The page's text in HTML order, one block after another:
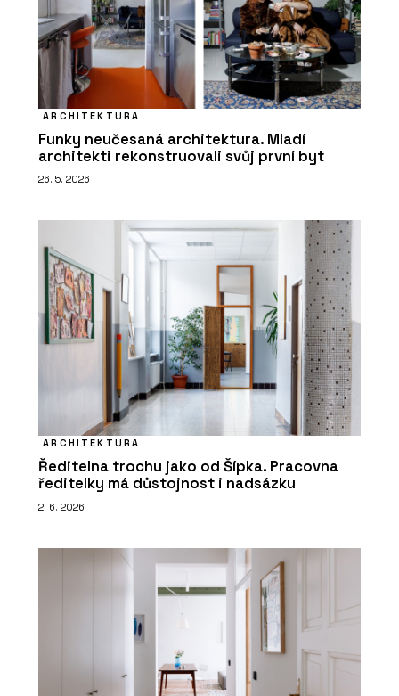
ARCHITEKTURA
Funky neučesaná architektura. Mladí
architekti rekonstruovali svůj první byt
26. 5. 2026
ARCHITEKTURA
Ředitelna trochu jako od Šípka. Pracovna
ředitelky má důstojnost i nadsázku
2. 6. 2026